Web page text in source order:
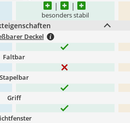
besonders stabil
Deckel
Faltbar
Stapelbar
Griff